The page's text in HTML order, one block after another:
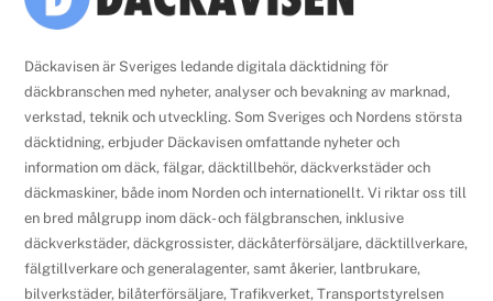
To
Däckavisen är Sveriges ledande digitala däcktidning för
däckbranschen med nyheter, analyser och bevakning av marknad,
verkstad, teknik och utveckling. Som Sveriges och Nordens största
däcktidning, erbjuder Däckavisen omfattande nyheter och
information om däck, fälgar, däcktillbehör, däckverkstäder och
däckmaskiner, både inom Norden och internationellt. Vi riktar oss till
en bred målgrupp inom däck- och fälgbranschen, inklusive
däckverkstäder, däckgrossister, däckåterförsäljare, däcktillverkare,
fälgtillverkare och generalagenter, samt åkerier, lantbrukare,
bilverkstäder, bilåterförsäljare, Trafikverket, Transportstyrelsen